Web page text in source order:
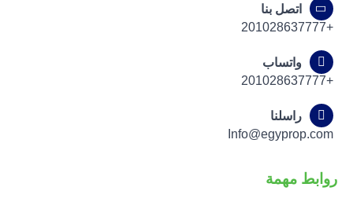
اتصل بنا
+201028637777
واتساب
+201028637777
راسلنا
Info@egyprop.com
روابط مهمة